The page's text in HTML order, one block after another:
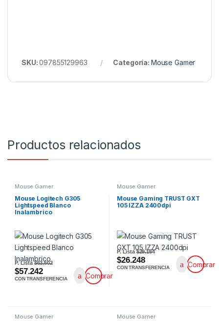
SKU:097855129963 Categoría: Mouse Gamer
Productos relacionados
Mouse Gamer
Mouse Logitech G305
Lightspeed Blanco
Inalambrico
P. Lista$63.602
$57.242
CON TRANSFERENCIA Comprar
Mouse Gamer
Mouse Gaming TRUST GXT
105 IZZA 2400dpi
P. Lista$29.164
$26.248
CON TRANSFERENCIA Comprar
Mouse Gamer Mouse Gamer